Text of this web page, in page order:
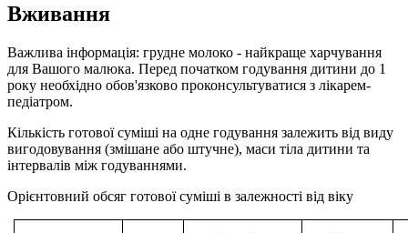
Вживання
Важлива інформація: грудне молоко - найкраще харчування
для Вашого малюка. Перед початком годування дитини до 1
року необхідно обов'язково проконсультуватися з лікарем-
педіатром.
Кількість готової суміші на одне годування залежить від виду
вигодовування (змішане або штучне), маси тіла дитини та
інтервалів між годуваннями.
Орієнтовний обсяг готової суміші в залежності від віку